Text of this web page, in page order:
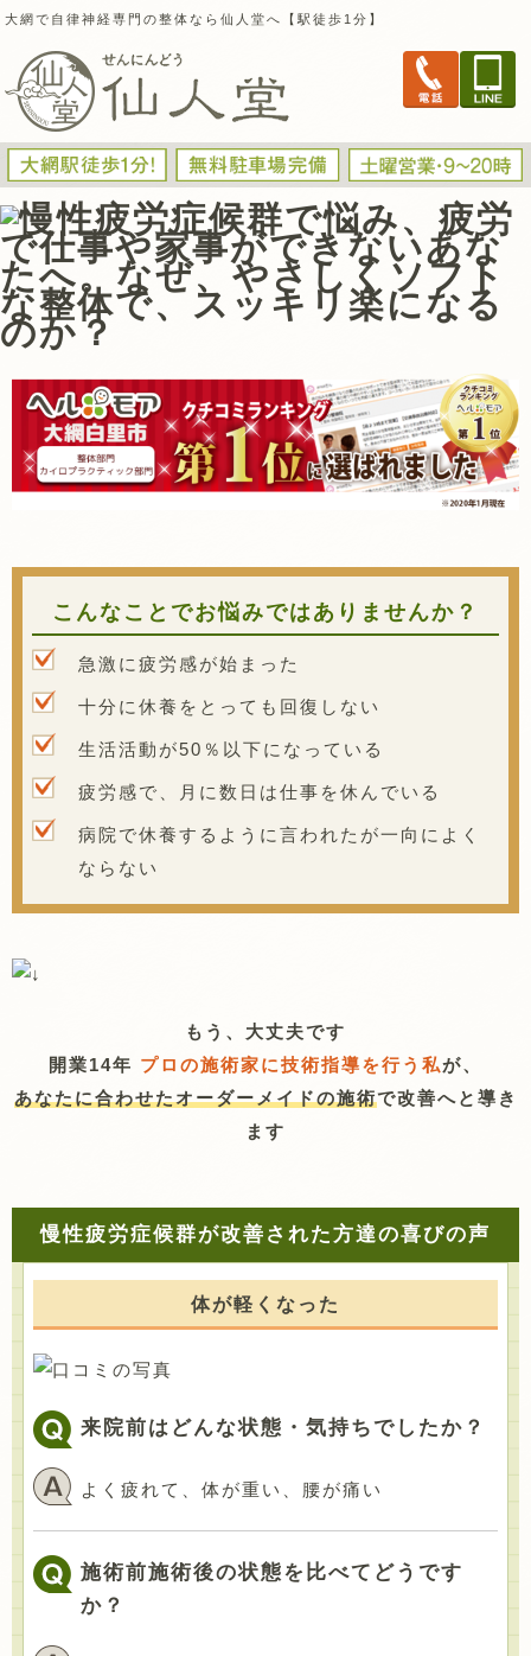
大網で自律神経専門の整体なら仙人堂へ【駅徒歩1分】
こんなことでお悩みではありませんか？
急激に疲労感が始まった
十分に休養をとっても回復しない
生活活動が50％以下になっている
疲労感で、月に数日は仕事を休んでいる
病院で休養するように言われたが一向によく
ならない
もう、大丈夫です
開業14年 プロの施術家に技術指導を行う私が、
あなたに合わせたオーダーメイドの施術で改善へと導き
ます
慢性疲労症候群が改善された方達の喜びの声
体が軽くなった
来院前はどんな状態・気持ちでしたか？
よく疲れて、体が重い、腰が痛い
施術前施術後の状態を比べてどうです
か？